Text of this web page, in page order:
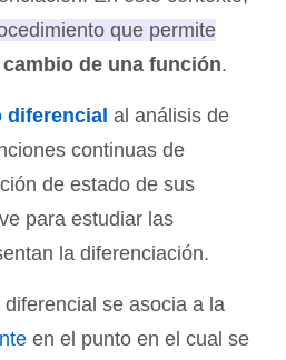
que permite
de una función.
diferencial al análisis de
continuas de
de estado de sus
para estudiar las
la diferenciación.
se asocia a la
en el punto en el cual se